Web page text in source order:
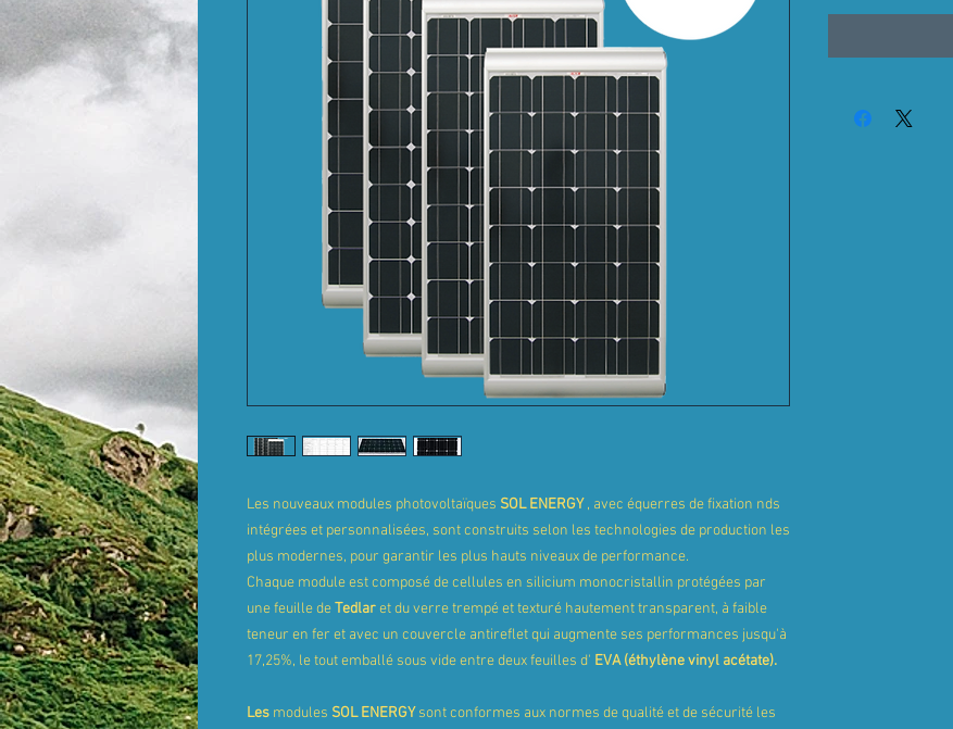
Les nouveaux modules photovoltaïques SOL ENERGY, avec équerres de fixation nds
intégrées et personnalisées, sont construits selon les technologies de production les
plus modernes, pour garantir les plus hauts niveaux de performance.
Chaque module est composé de cellules en silicium monocristallin protégées par
une feuille deTedlaret du verre trempé et texturé hautement transparent, à faible
teneur en fer et avec un couvercle antireflet qui augmente ses performances jusqu'à
17,25%, le tout emballé sous vide entre deux feuilles d' EVA (éthylène vinyl acétate).
Les modules SOLENERGYsont conformes aux normes de qualité et de sécurité les